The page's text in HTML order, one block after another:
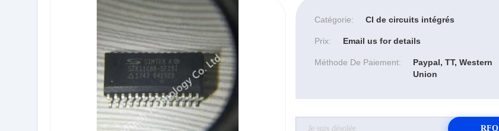
Catégorie: CI de circuits intégrés
Prix: Email us for details
Méthode De Paiement:
Paypal, TT, Western
Union
RFQ